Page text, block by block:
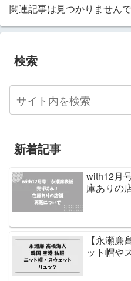
関連記事は見つかりませんで
検索
新着記事
with12月
庫ありの
【永瀬
ット帽や